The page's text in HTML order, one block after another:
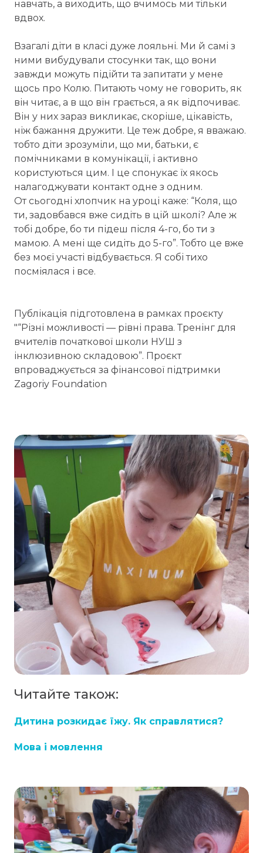
навчать, а виходить, що вчимось ми тільки
вдвох.
Взагалі діти в класі дуже лояльні. Ми й самі з
ними вибудували стосунки так, що вони
завжди можуть підійти та запитати у мене
щось про Колю. Питають чому не говорить, як
він читає, а в що він грається, а як відпочиває.
Він у них зараз викликає, скоріше, цікавість,
ніж бажання дружити. Це теж добре, я вважаю.
тобто діти зрозуміли, що ми, батьки, є
помічниками в комунікації, і активно
користуються цим. І це спонукає їх якось
налагоджувати контакт одне з одним.
От сьогодні хлопчик на уроці каже: “Коля, що
ти, задовбався вже сидіть в цій школі? Але ж
тобі добре, бо ти підеш після 4-го, бо ти з
мамою. А мені ще сидіть до 5-го”. Тобто це вже
без моєї участі відбувається. Я собі тихо
посміялася і все.
Публікація підготовлена в рамках проєкту
"“Різні можливості — рівні права. Тренінг для
вчителів початкової школи НУШ з
інклюзивною складовою”. Проєкт
впроваджується за фінансової підтримки
Zagoriy Foundation
Читайте також:
Дитина розкидає їжу. Як справлятися?
Мова і мовлення